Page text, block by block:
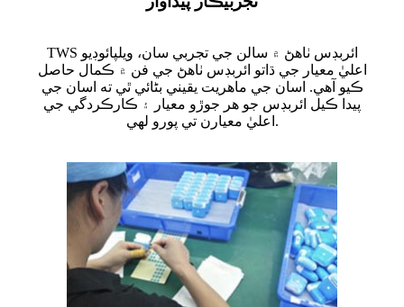
TWS ائربڊس ٺاهڻ ۾ سالن جي تجربي سان، ويلپائوڊيو
اعليٰ معيار جي ڌاتو ائربڊس ٺاهڻ جي فن ۾ ڪمال حاصل
ڪيو آهي. اسان جي ماهريت يقيني بڻائي ٿي ته اسان جي
پيدا ڪيل ائربڊس جو هر جوڙو معيار ۽ ڪارڪردگي جي
اعليٰ معيارن تي پورو لهي.